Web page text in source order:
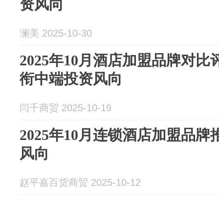
资风向
澜美 2025-10-30
2025年10月酒店加盟品牌对比
衔中端投资风向
闫千商贸 2025-10-19
2025年10月连锁酒店加盟品牌
风向
赵平嘉百货商贸 2025-10-12